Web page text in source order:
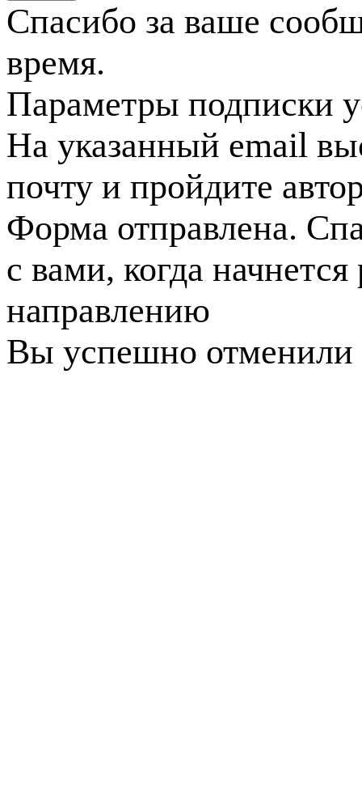
Спасибо за ваше
время.
Параметры подписки
На указанный email
почту и пройдите
Форма отправлена.
с вами, когда
направлению
Вы успешно отменили